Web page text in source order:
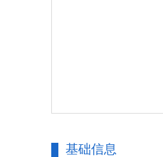
基础信息